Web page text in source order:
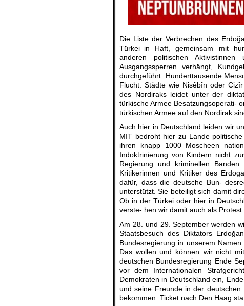
Die Liste der Verbrechen des
Türkei in Haft, gemeinsam mit
anderen politischen
Ausgangssperren verhängt,
durchgeführt. Hunderttausende
Flucht. Städte wie Nisêbîn oder
des Nordiraks leidet unter der
türkische Armee Besatzungsoperati-
türkischen Armee auf den Nordirak
Auch hier in Deutschland leiden wir
MIT bedroht hier zu Lande
ihren knapp 1000 Moscheen
Indoktrinierung von Kindern nicht
Regierung und kriminellen
Kritikerinnen und Kritiker des
dafür, dass die deutsche Bun-
unterstützt. Sie beteiligt sich damit
Ob in der Türkei oder hier in
verste- hen wir damit auch als
Am 28. und 29. September werden
Staatsbesuch des Diktators
Bundesregierung in unserem
Das wollen und können wir nicht
deutschen Bundesregierung Ende
vor dem Internationalen
Demokraten in Deutschland ein,
und seine Freunde in der
bekommen: Ticket nach Den Haag